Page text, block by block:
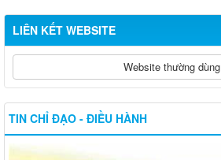
LIÊN KẾT WEBSITE
Website thường dùng
TIN CHỈ ĐẠO - ĐIỀU HÀNH